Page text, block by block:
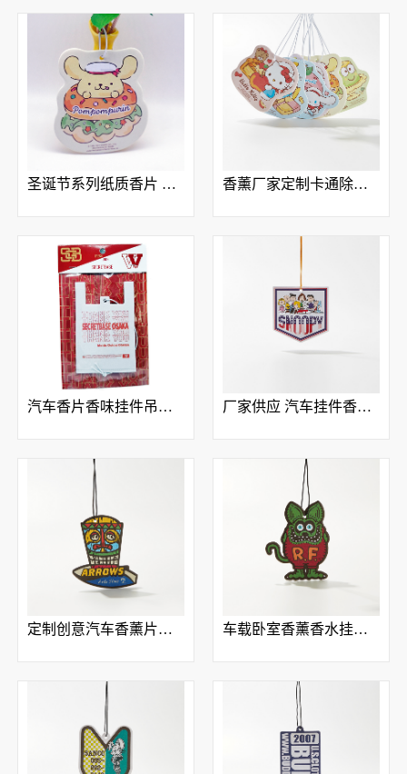
圣诞节系列纸质香片 汽车挂件车载香膏香薰片 厂家定制加工 香薰厂家定制卡通除臭香片
汽车香片香味挂件吊牌香水挂件纸质香薰创意车饰香味卡 厂家供应 汽车挂件香片 车载香薰挂饰 香片 按需制造
定制创意汽车香薰片纸质吊牌香水卡 车载卧室香薰香水挂饰精油除异味香片